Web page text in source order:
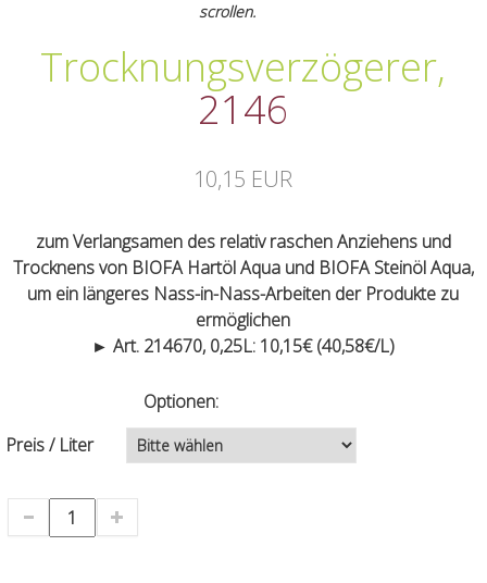
scrollen.
Trocknungsverzögerer,
2146
10,15 EUR
zum Verlangsamen des relativ raschen Anziehens und
Trocknens von BIOFA Hartöl Aqua und BIOFA Steinöl Aqua,
um ein längeres Nass-in-Nass-Arbeiten der Produkte zu
ermöglichen
► Art. 214670, 0,25L: 10,15€ (40,58€/L)
Optionen:
Preis / Liter